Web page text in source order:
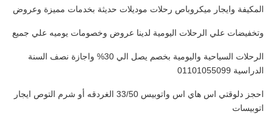
المكيفة وايجار ميكروباص رحلات موديلات حديثة بخدمات مميزة وعروض
وتخفيضات علي الرحلات اليومية لدينا عروض وخصومات يوميه علي جميع
الرحلات السياحية واليومية بخصم يصل الي 30% واجازة نصف السنة
الدراسية 01101055099
احجز دلوقتي اس هاي اس واتوبيس 33/50 الغردقه أو شرم التوص ايجار
اتوبيسات